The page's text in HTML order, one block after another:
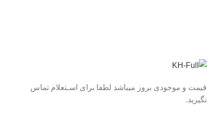
قیمت و موجودی بروز میباشد لطفا برای اسـتعلام تماس
نگیرید.